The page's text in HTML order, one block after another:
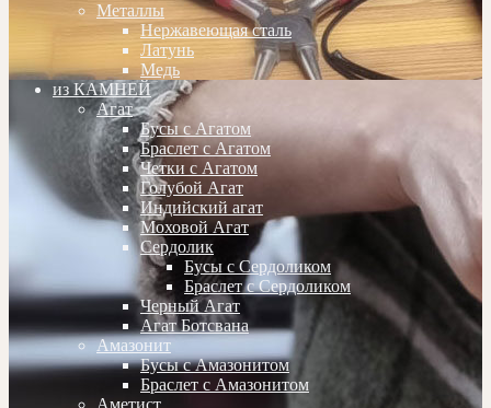
Металлы
Нержавеющая сталь
Латунь
Медь
из КАМНЕЙ
Агат
Бусы с Агатом
Браслет с Агатом
Четки с Агатом
Голубой Агат
Индийский агат
Моховой Агат
Сердолик
Бусы с Сердоликом
Браслет с Сердоликом
Черный Агат
Агат Ботсвана
Амазонит
Бусы с Амазонитом
Браслет с Амазонитом
Аметист